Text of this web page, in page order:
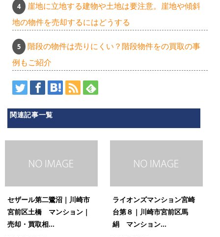
崖地に立地する建物や土地は要注意。崖地や傾斜
地の物件を売却するにはどうする
階段の物件は売りにくい？階段物件をの買取の事
例もご紹介
関連記事一覧
セザール第二鷺沼｜川崎市
宮前区土橋 マンション｜
売却・買取相...
ライオンズマンション宮崎
台第８｜川崎市宮前区馬
絹 マンション...